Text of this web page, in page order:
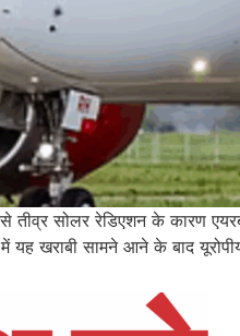
तीव्र सोलर रेडिएशन के कारण
यह खराबी सामने आने के बाद